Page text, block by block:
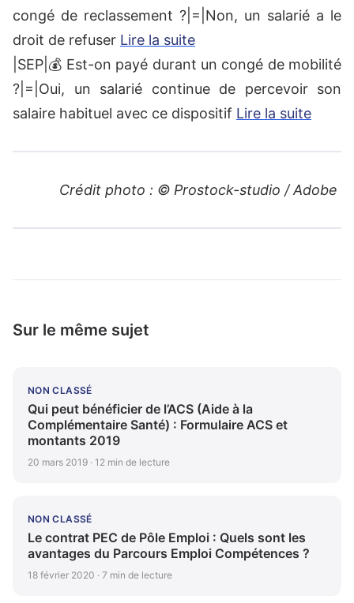
congé de reclassement ?|=|Non, un salarié a le
droit de refuser Lire la suite
|SEP|💰 Est-on payé durant un congé de mobilité
?|=|Oui, un salarié continue de percevoir son
salaire habituel avec ce dispositif Lire la suite
Crédit photo : © Prostock-studio / Adobe
Sur le même sujet
NON CLASSÉ
Qui peut bénéficier de l’ACS (Aide à la
Complémentaire Santé) : Formulaire ACS et
montants 2019
20 mars 2019 · 12 min de lecture
NON CLASSÉ
Le contrat PEC de Pôle Emploi : Quels sont les
avantages du Parcours Emploi Compétences ?
18 février 2020 · 7 min de lecture